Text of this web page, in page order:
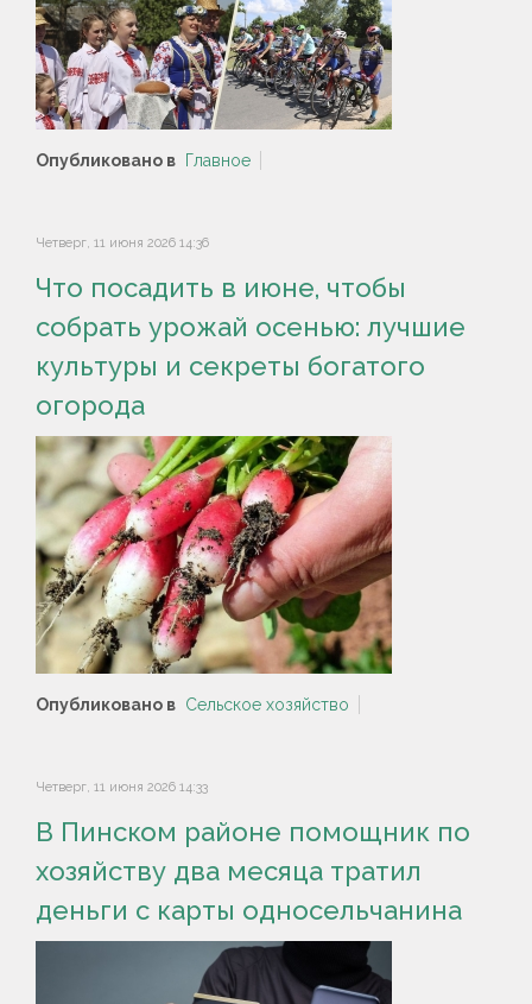
Опубликовано в Главное
Четверг, 11 июня 2026 14:36
Что посадить в июне, чтобы
собрать урожай осенью: лучшие
культуры и секреты богатого
огорода
Опубликовано в Сельское хозяйство
Четверг, 11 июня 2026 14:33
В Пинском районе помощник по
хозяйству два месяца тратил
деньги с карты односельчанина